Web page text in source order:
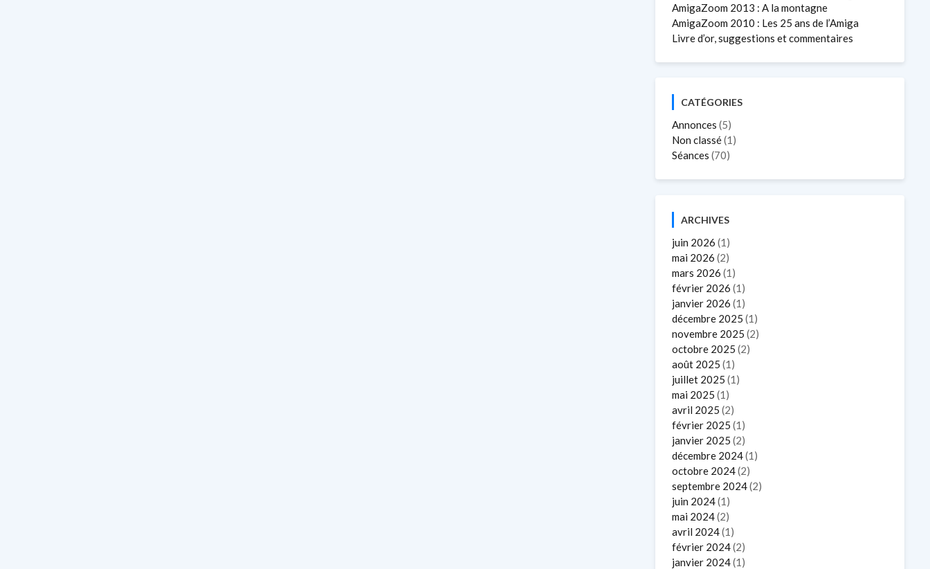
AmigaZoom 2013 : A la montagne
AmigaZoom 2010 : Les 25 ans de l’Amiga
Livre d’or, suggestions et commentaires
CATÉGORIES
Annonces (5)
Non classé(1)
Séances (70)
ARCHIVES
juin 2026 (1)
mai 2026 (2)
mars 2026 (1)
février 2026 (1)
janvier 2026 (1)
décembre 2025 (1)
novembre 2025 (2)
octobre 2025 (2)
août 2025 (1)
juillet 2025 (1)
mai 2025 (1)
avril 2025 (2)
février 2025 (1)
janvier 2025 (2)
décembre 2024(1)
octobre 2024(2)
septembre 2024(2)
juin 2024(1)
mai 2024(2)
avril 2024(1)
février 2024(2)
janvier 2024(1)